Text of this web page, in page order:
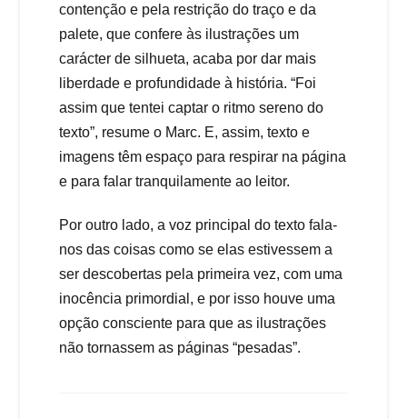
contenção e pela restrição do traço e da
palete, que confere às ilustrações um
carácter de silhueta, acaba por dar mais
liberdade e profundidade à história. “Foi
assim que tentei captar o ritmo sereno do
texto”, resume o Marc. E, assim, texto e
imagens têm espaço para respirar na página
e para falar tranquilamente ao leitor.
Por outro lado, a voz principal do texto fala-
nos das coisas como se elas estivessem a
ser descobertas pela primeira vez, com uma
inocência primordial, e por isso houve uma
opção consciente para que as ilustrações
não tornassem as páginas “pesadas”.